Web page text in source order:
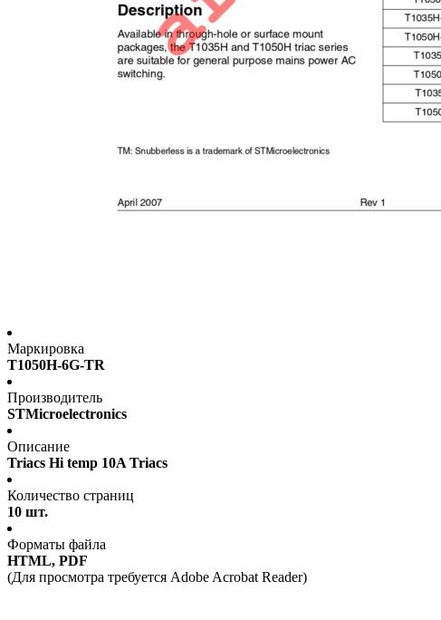
Маркировка
T1050H-6G-TR
Производитель
STMicroelectronics
Описание
Triacs Hi temp 10A Triacs
Количество страниц
10 шт.
Форматы файла
HTML, PDF
(Для просмотра требуется Adobe Acrobat Reader)